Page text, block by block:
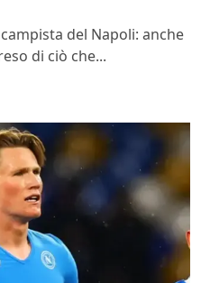
del Napoli: anche
di ciò che...